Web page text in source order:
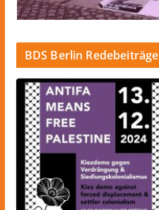
BDS Berlin Redebeiträge